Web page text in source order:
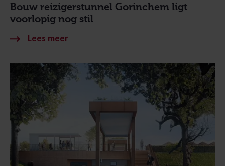
Bouw reizigerstunnel Gorinchem ligt
voorlopig nog stil